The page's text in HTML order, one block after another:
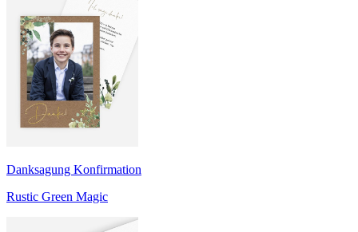
Danksagung Konfirmation
Rustic Green Magic